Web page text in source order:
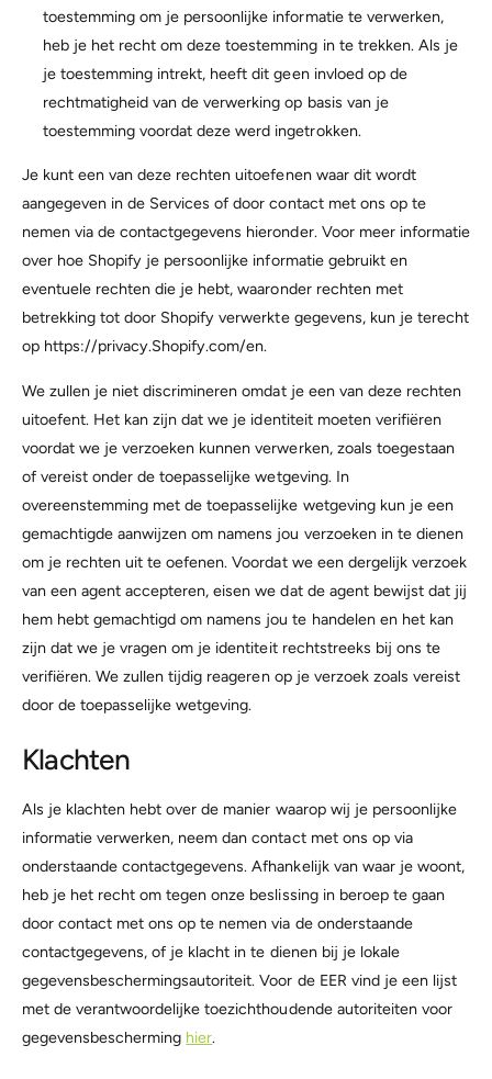
toestemming om je persoonlijke informatie te verwerken,
heb je het recht om deze toestemming in te trekken. Als je
je toestemming intrekt, heeft dit geen invloed op de
rechtmatigheid van de verwerking op basis van je
toestemming voordat deze werd ingetrokken.
Je kunt een van deze rechten uitoefenen waar dit wordt
aangegeven in de Services of door contact met ons op te
nemen via de contactgegevens hieronder. Voor meer informatie
over hoe Shopify je persoonlijke informatie gebruikt en
eventuele rechten die je hebt, waaronder rechten met
betrekking tot door Shopify verwerkte gegevens, kun je terecht
op https://privacy.Shopify.com/en.
We zullen je niet discrimineren omdat je een van deze rechten
uitoefent. Het kan zijn dat we je identiteit moeten verifiëren
voordat we je verzoeken kunnen verwerken, zoals toegestaan
of vereist onder de toepasselijke wetgeving. In
overeenstemming met de toepasselijke wetgeving kun je een
gemachtigde aanwijzen om namens jou verzoeken in te dienen
om je rechten uit te oefenen. Voordat we een dergelijk verzoek
van een agent accepteren, eisen we dat de agent bewijst dat jij
hem hebt gemachtigd om namens jou te handelen en het kan
zijn dat we je vragen om je identiteit rechtstreeks bij ons te
verifiëren. We zullen tijdig reageren op je verzoek zoals vereist
door de toepasselijke wetgeving.
Klachten
Als je klachten hebt over de manier waarop wij je persoonlijke
informatie verwerken, neem dan contact met ons op via
onderstaande contactgegevens. Afhankelijk van waar je woont,
heb je het recht om tegen onze beslissing in beroep te gaan
door contact met ons op te nemen via de onderstaande
contactgegevens, of je klacht in te dienen bij je lokale
gegevensbeschermingsautoriteit. Voor de EER vind je een lijst
met de verantwoordelijke toezichthoudende autoriteiten voor
gegevensbescherming hier.